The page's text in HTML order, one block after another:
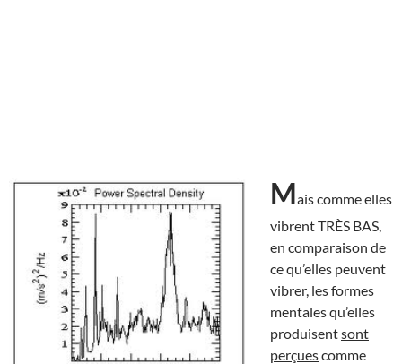
Mais comme elles
vibrent TRÈS BAS,
en comparaison de
ce qu’elles peuvent
vibrer, les formes
mentales qu’elles
produisentsont
perçuescomme